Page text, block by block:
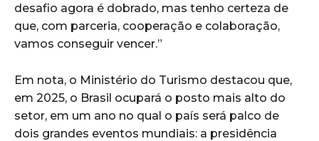
desafio agora é dobrado, mas tenho certeza de
que, com parceria, cooperação e colaboração,
vamos conseguir vencer.”
Em nota, o Ministério do Turismo destacou que,
em 2025, o Brasil ocupará o posto mais alto do
setor, em um ano no qual o país será palco de
dois grandes eventos mundiais: a presidência